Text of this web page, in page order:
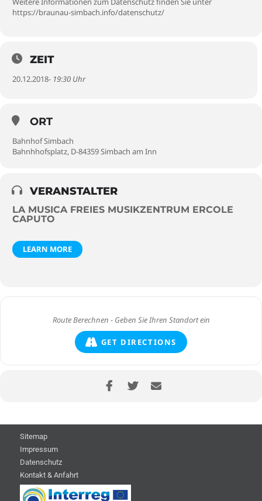
https://braunau-simbach.info/datenschutz/
ZEIT
20.12.2018- 19:30 Uhr
ORT
Bahnhof Simbach
Bahnhhofsplatz, D-84359 Simbach am Inn
VERANSTALTER
LA MUSICA FREIES MUSIKZENTRUM ERCOLE
CAPUTO
LEARN MORE
GET DIRECTIONS
Sitemap
Impressum
Datenschutz
Kontakt & Anfahrt